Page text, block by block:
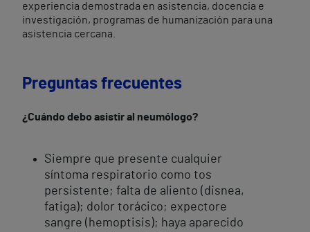
experiencia demostrada en asistencia, docencia e
investigación, programas de humanización para una
asistencia cercana.
Preguntas frecuentes
¿Cuándo debo asistir al neumólogo?
Siempre que presente cualquier
síntoma respiratorio como tos
persistente; falta de aliento (disnea,
fatiga); dolor torácico; expectore
sangre (hemoptisis); haya aparecido